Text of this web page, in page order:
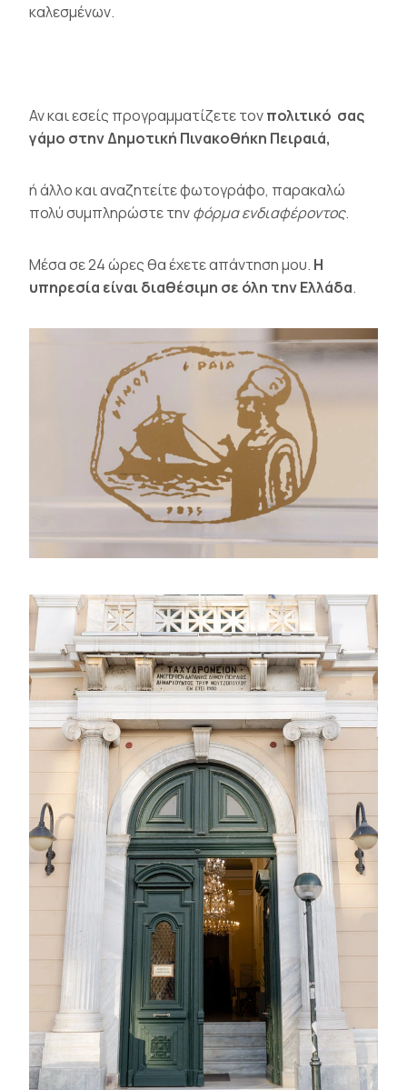
καλεσμένων.
Αν και εσείς προγραμματίζετε τονπολιτικό σας
γάμο στην Δημοτική Πινακοθήκη Πειραιά,
ή άλλο και αναζητείτεφωτογράφο, παρακαλώ
πολύ συμπληρώστε τηνφόρμα ενδιαφέροντος.
Μέσα σε 24 ώρες θα έχετε απάντηση μου. Η
υπηρεσία είναι διαθέσιμη σε όλη την Ελλάδα.